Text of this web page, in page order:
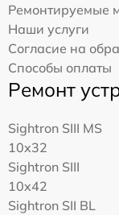
Ремонтируемые
Наши услуги
Согласие на
Способы оплаты
Ремонт
Sightron SIII MS
10x32
Sightron SIII
10x42
Sightron SII BL